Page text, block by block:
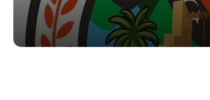
الأرصاد الجوية تتوقع أجواءً صيفية معتدلة
وتحذر من السباحة في الشواطئ
صرمان: احباط محاولة تفجير سيارة مفخخة